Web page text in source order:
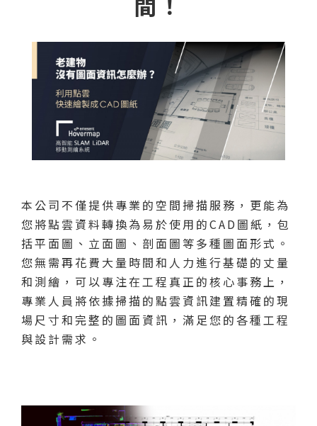
間！
本公司不僅提供專業的空間掃描服務，更能為
您將點雲資料轉換為易於使用的CAD圖紙，包
括平面圖、立面圖、剖面圖等多種圖面形式。
您無需再花費大量時間和人力進行基礎的丈量
和測繪，可以專注在工程真正的核心事務上，
專業人員將依據掃描的點雲資訊建置精確的現
場尺寸和完整的圖面資訊，滿足您的各種工程
與設計需求。